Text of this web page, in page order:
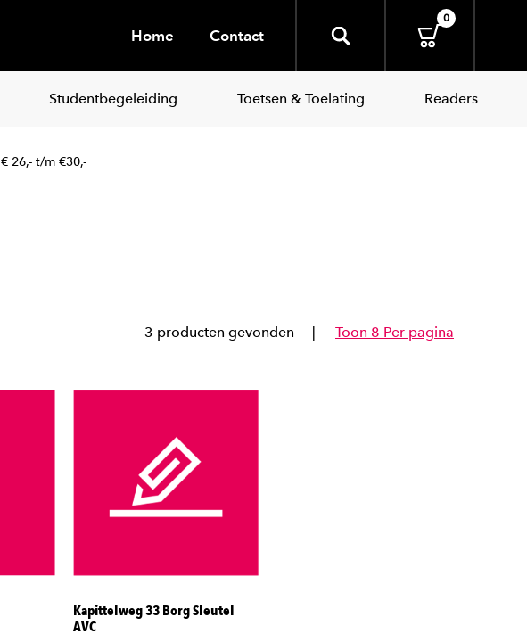
Home Contact
0
Studentbegeleiding Toetsen & Toelating Readers
€ 26,- t/m €30,-
3 producten gevonden Toon 8 Per pagina
Kapittelweg 33 Borg Sleutel
AVC